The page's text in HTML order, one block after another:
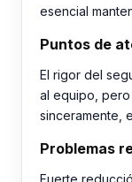
esencial
Puntos de
El rigor del
al equipo,
sinceramente,
Problemas
Fuerte